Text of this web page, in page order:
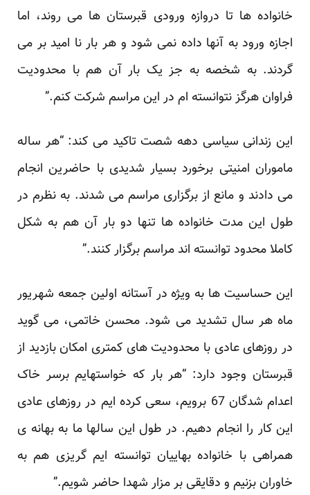
خانواده ها تا دروازه ورودی قبرستان ها می روند، اما
اجازه ورود به آنها داده نمی شود و هر بار نا امید بر می
گردند. به شخصه به جز یک بار آن هم با محدودیت
فراوان هرگز نتوانسته ام در این مراسم شرکت کنم.”
این زندانی سیاسی دهه شصت تاکید می کند: “هر ساله
ماموران امنیتی برخورد بسیار شدیدی با حاضرین انجام
می دادند و مانع از برگزاری مراسم می شدند. به نظرم در
طول این مدت خانواده ها تنها دو بار آن هم به شکل
کاملا محدود توانسته اند مراسم برگزار کنند.”
این حساسیت ها به ویژه در آستانه اولین جمعه شهریور
ماه هر سال تشدید می شود. محسن خاتمی، می گوید
در روزهای عادی با محدودیت های کمتری امکان بازدید از
قبرستان وجود دارد: “هر بار که خواستهایم برسر خاک
اعدام شدگان 67 برویم، سعی کرده ایم در روزهای عادی
این کار را انجام دهیم. در طول این سالها ما به بهانه ی
همراهی با خانواده بهاییان توانسته ایم گریزی هم به
خاوران بزنیم و دقایقی بر مزار شهدا حاضر شویم.”